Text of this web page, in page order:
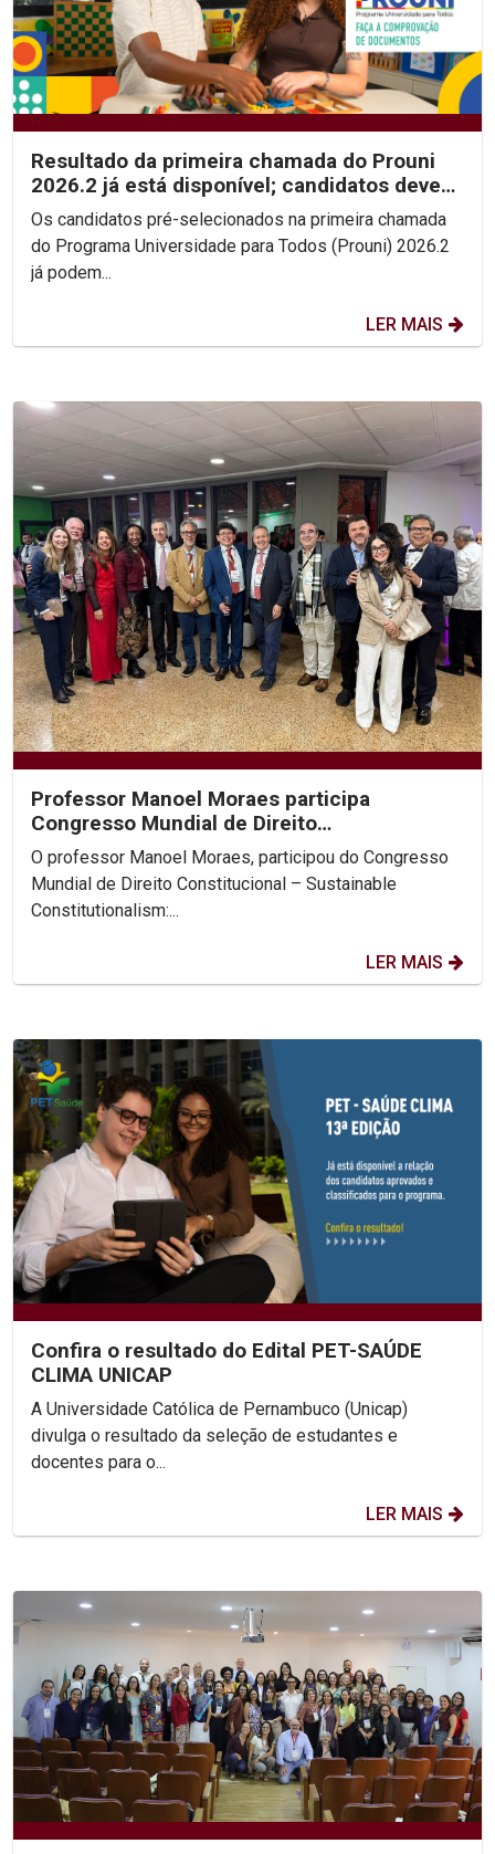
Resultado da primeira chamada do Prouni
2026.2 já está disponível; candidatos devem
enviar...
Os candidatos pré-selecionados na primeira chamada
do Programa Universidade para Todos (Prouni) 2026.2
já podem...
LER MAIS
Professor Manoel Moraes participa
Congresso Mundial de Direito
Constitucional, na Colômbia.
O professor Manoel Moraes, participou do Congresso
Mundial de Direito Constitucional – Sustainable
Constitutionalism:...
LER MAIS
Confira o resultado do Edital PET-SAÚDE
CLIMA UNICAP
A Universidade Católica de Pernambuco (Unicap)
divulga o resultado da seleção de estudantes e
docentes para o...
LER MAIS